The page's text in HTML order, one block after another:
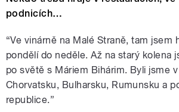
podnicích…
“Ve vinárně na Malé Straně, tam jsem
pondělí do neděle. Až na starý kolena
po světě s Máriem Bihárim. Byli jsme
Chorvatsku, Bulharsku, Rumunsku a
republice.”